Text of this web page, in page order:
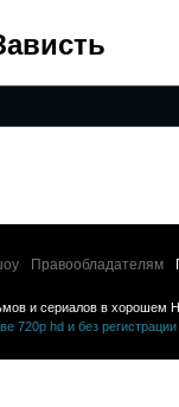
Правообладателям
и сериалов в хорошем
720p hd и без